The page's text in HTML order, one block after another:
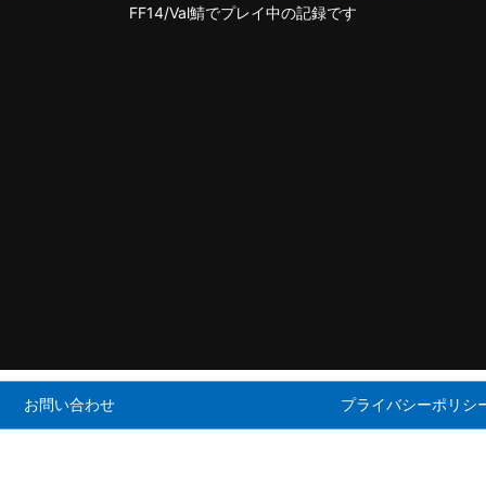
FF14/Val鯖でプレイ中の記録です
お問い合わせ プライバシーポリシ